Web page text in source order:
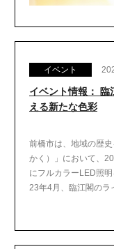
イベント
イベント情報：
える新たな色彩
前橋市は、地域の歴
かく）」において、
にフルカラーLED照
23年4月、臨江閣のラ